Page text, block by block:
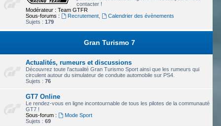
contacter !
Modérateur : Team GTFR
Sous-forums :
Recrutement,
Calendrier des évènements
Sujets : 179
Gran Turismo 7
Actualités, rumeurs et discussions
Découvrez toute l'actualité Gran Turismo Sport ainsi que les rumeurs qui
circulent autour du simulateur de conduite automobile sur PS4.
Sujets : 76
GT7 Online
Le rendez-vous en ligne incontournable de tous les pilotes de la communauté
GT7 !
Sous-forum :
Mode Sport
Sujets : 69